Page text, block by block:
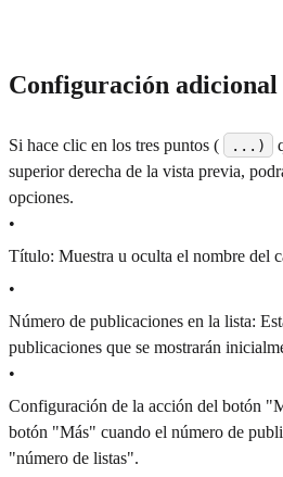
Configuración adicional
Si hace clic en los tres puntos ( ...)
superior derecha de la vista previa,
opciones.
•
Título: Muestra u oculta el nombre del
•
Número de publicaciones en la lista:
publicaciones que se mostrarán
•
Configuración de la acción del botón
botón "Más" cuando el número de
"número de listas".